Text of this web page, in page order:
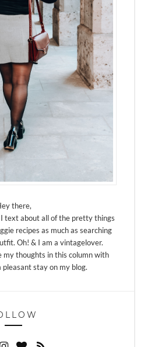
there,
text about all of the pretty things
recipes as much as searching
Oh! & I am a vintagelover.
my thoughts in this column with
pleasant stay on my blog.